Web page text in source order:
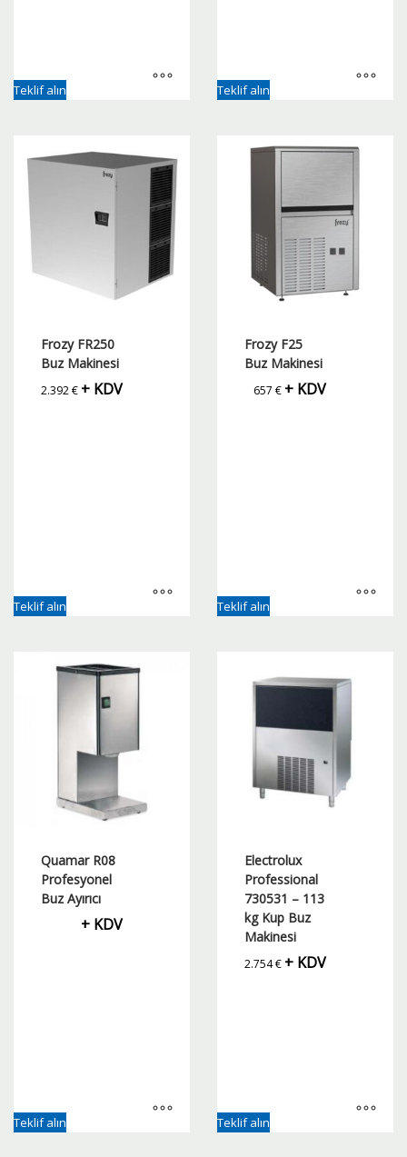
Teklif alın Teklif alın
Frozy FR250
Buz Makinesi
2.392€ + KDV
Teklif alın
Frozy F25
Buz Makinesi
657 € + KDV
Teklif alın
Quamar R08
Profesyonel
Buz Ayırıcı
+ KDV
Teklif alın
Electrolux
Professional
730531 – 113
kg Kup Buz
Makinesi
2.754€ + KDV
Teklif alın